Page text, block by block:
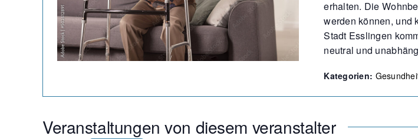
erhalten. Die
werden können, und
Stadt Esslingen
neutral und
Kategorien:
Veranstaltungen von diesem veranstalter